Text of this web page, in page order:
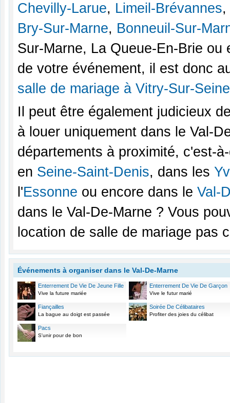
Chevilly-Larue, Limeil-Brévannes,
Bry-Sur-Marne, Bonneuil-Sur-
Sur-Marne, La Queue-En-Brie
de votre événement, il est donc
salle de mariage à Vitry-Sur-Seine
Il peut être également judicieux
à louer uniquement dans le Val-
départements à proximité, c'est-
en Seine-Saint-Denis, dans les
l'Essonne ou encore dans le Val-
dans le Val-De-Marne ? Vous
location de salle de mariage pas
Événements à organiser dans le Val-De-Marne
Enterrement De Vie De Jeune Fille
Vive la future mariée
Enterrement De Vie De Garçon
Vive le futur marié
Fiançailles
La bague au doigt est passée
Soirée De Célibataires
Profiter des joies du célibat
Pacs
S'unir pour de bon